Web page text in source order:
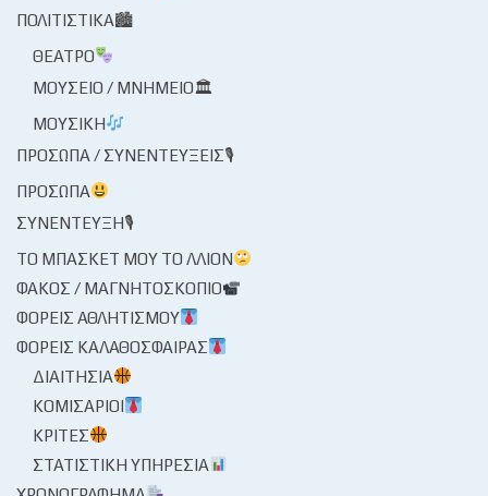
ΠΟΛΙΤΙΣΤΙΚΆ🏙
ΘΈΑΤΡΟ
ΜΟΥΣΕΊΟ / ΜΝΗΜΕΊΟ🏛
ΜΟΥΣΙΚΉ
ΠΡΌΣΩΠΑ / ΣΥΝΕΝΤΕΎΞΕΙΣ🎙
ΠΡΌΣΩΠΑ
ΣΥΝΈΝΤΕΥΞΗ🎙
ΤΟ ΜΠΆΣΚΕΤ ΜΟΥ ΤΟ ΛΛΊΟΝ
ΦΑΚΌΣ / ΜΑΓΝΗΤΟΣΚΌΠΙΟ
ΦΟΡΕΊΣ ΑΘΛΗΤΙΣΜΟΎ
ΦΟΡΕΊΣ ΚΑΛΑΘΌΣΦΑΙΡΑΣ
ΔΙΑΙΤΗΣΊΑ
ΚΟΜΙΣΆΡΙΟΙ
ΚΡΙΤΈΣ
ΣΤΑΤΙΣΤΙΚΉ ΥΠΗΡΕΣΊΑ